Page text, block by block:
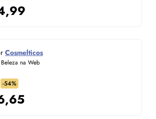
Cosmelticos
na Web
-54%